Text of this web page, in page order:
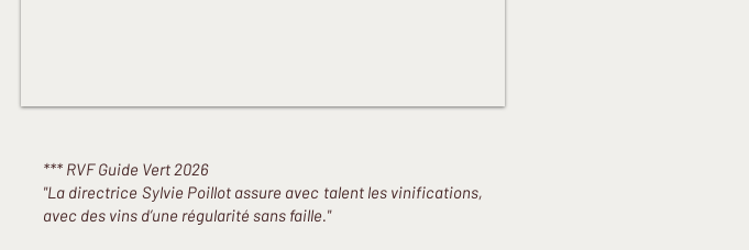
*** RVF Guide Vert 2026
"La directrice Sylvie Poillot assure avec talent les vinifications,
avec des vins d’une régularité sans faille."